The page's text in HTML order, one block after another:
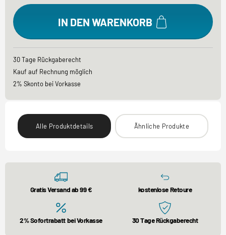
IN DEN WARENKORB
30 Tage Rückgaberecht
Kauf auf Rechnung möglich
2% Skonto bei Vorkasse
Alle Produktdetails Ähnliche Produkte
Gratis Versand ab 99 € kostenlose Retoure
2% Sofortrabatt bei Vorkasse 30 Tage Rückgaberecht